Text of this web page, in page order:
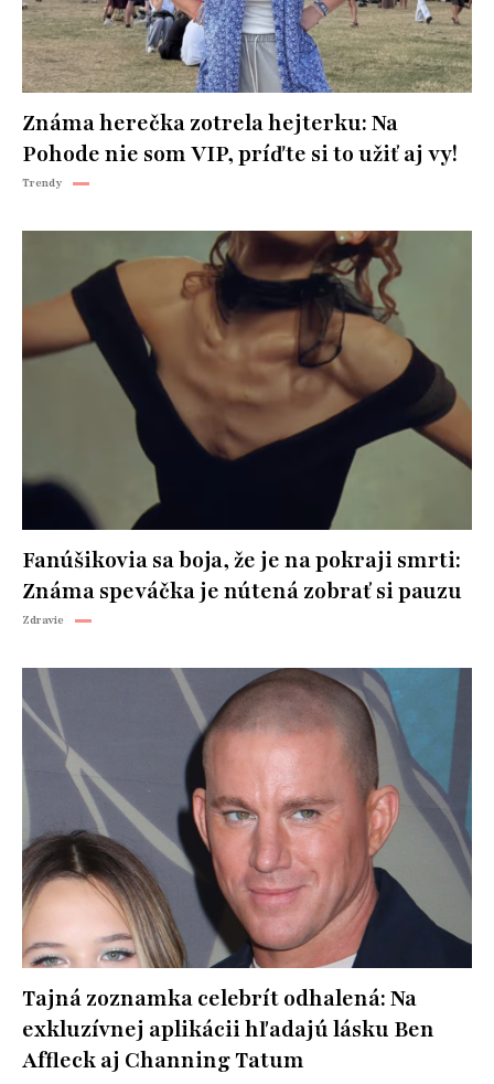
Známa herečka zotrela hejterku: Na
Pohode nie som VIP, príďte si to užiť aj vy!
Trendy
Fanúšikovia sa boja, že je na pokraji smrti:
Známa speváčka je nútená zobrať si pauzu
Zdravie
Tajná zoznamka celebrít odhalená: Na
exkluzívnej aplikácii hľadajú lásku Ben
Affleck aj Channing Tatum